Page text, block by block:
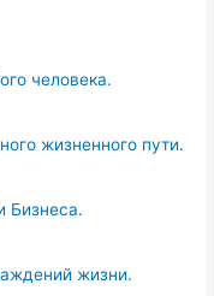
человека.
жизненного пути.
Бизнеса.
жизни.